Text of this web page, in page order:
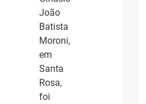
João
Batista
Moroni,
em
Santa
Rosa,
foi